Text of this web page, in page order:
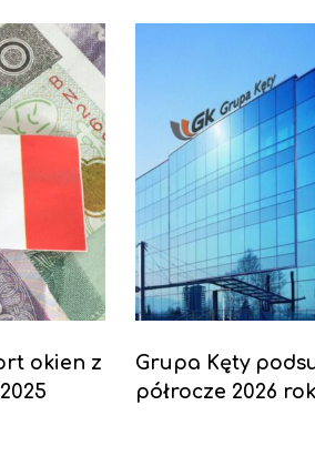
okien z
Grupa Kęty
półrocze 2026